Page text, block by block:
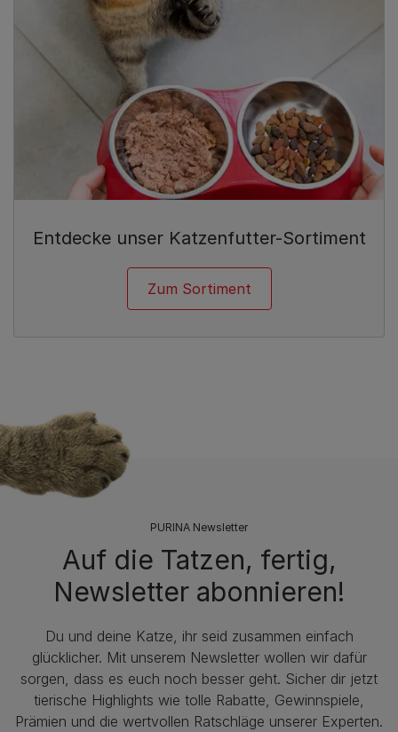
Entdecke unser Katzenfutter-Sortiment
Zum Sortiment
PURINA Newsletter
Auf die Tatzen, fertig,
Newsletter abonnieren!
Du und deine Katze, ihr seid zusammen einfach
glücklicher. Mit unserem Newsletter wollen wir dafür
sorgen, dass es euch noch besser geht. Sicher dir jetzt
tierische Highlights wie tolle Rabatte, Gewinnspiele,
Prämien und die wertvollen Ratschläge unserer Experten.